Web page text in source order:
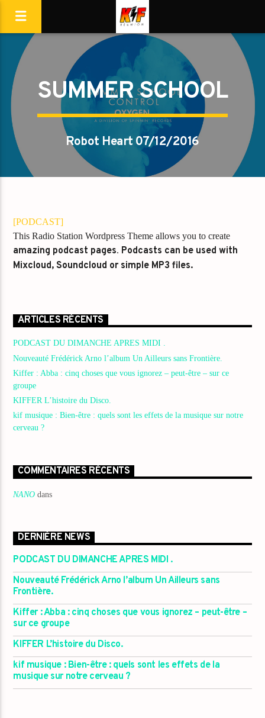
SUMMER SCHOOL
Robot Heart 07/12/2016
[PODCAST]
This Radio Station Wordpress Theme allows you to create
amazing podcast pages. Podcasts can be used with
Mixcloud, Soundcloud or simple MP3 files.
ARTICLES RÉCENTS
PODCAST DU DIMANCHE APRES MIDI .
Nouveauté Frédérick Arno l’album Un Ailleurs sans Frontière.
Kiffer : Abba : cinq choses que vous ignorez – peut-être – sur ce
groupe
KIFFER L’histoire du Disco.
kif musique : Bien-être : quels sont les effets de la musique sur notre
cerveau ?
COMMENTAIRES RÉCENTS
NANO dans
DERNIÈRE NEWS
PODCAST DU DIMANCHE APRES MIDI .
Nouveauté Frédérick Arno l’album Un Ailleurs sans
Frontière.
Kiffer : Abba : cinq choses que vous ignorez – peut-être –
sur ce groupe
KIFFER L’histoire du Disco.
kif musique : Bien-être : quels sont les effets de la
musique sur notre cerveau ?